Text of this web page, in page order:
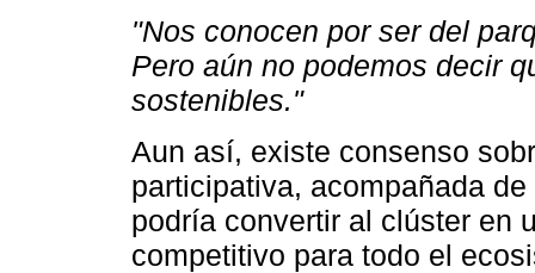
"Nos conocen por ser del
Pero aún no podemos decir
sostenibles."
Aun así, existe consenso
participativa, acompañada
podría convertir al clúster en
competitivo para todo el